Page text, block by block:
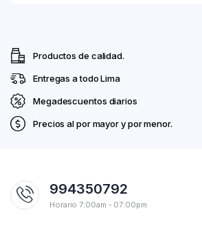
Productos de calidad.
Entregas a todo Lima
Megadescuentos diarios
Precios al por mayor y por menor.
994350792
Horario 7:00am - 07:00pm